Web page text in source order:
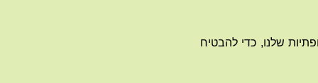
שלנו, כדי להבטיח